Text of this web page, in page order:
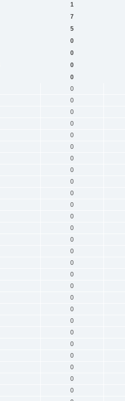
1
7
5
0
0
0
0
0
0
0
0
0
0
0
0
0
0
0
0
0
0
0
0
0
0
0
0
0
0
0
0
0
0
0